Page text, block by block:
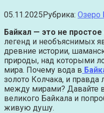
05.11.2025Рубрика: Озеро
Байкал — это не простое
легенд и необъяснимых
древние истории,
природы, над которыми
мира. Почему вода в
золото Колчака, и правда
между мирами? Давайте
великого Байкала и
живую душу.